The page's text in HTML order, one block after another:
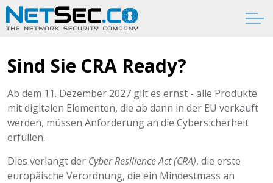
Sind Sie CRA Ready?
Ab dem 11. Dezember 2027 gilt es ernst - alle Produkte
mit digitalen Elementen, die ab dann in der EU verkauft
werden, müssen Anforderung an die Cybersicherheit
erfüllen.
Dies verlangt der Cyber Resilience Act (CRA), die erste
europäische Verordnung, die ein Mindestmass an